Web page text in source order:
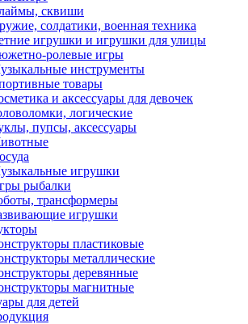
сквиши
солдатики, военная техника
игрушки и игрушки для улицы
ролевые игры
инструменты
товары
и аксессуары для девочек
логические
пупсы, аксессуары
игрушки
рыбалки
трансформеры
игрушки
пластиковые
металлические
деревянные
магнитные
для детей